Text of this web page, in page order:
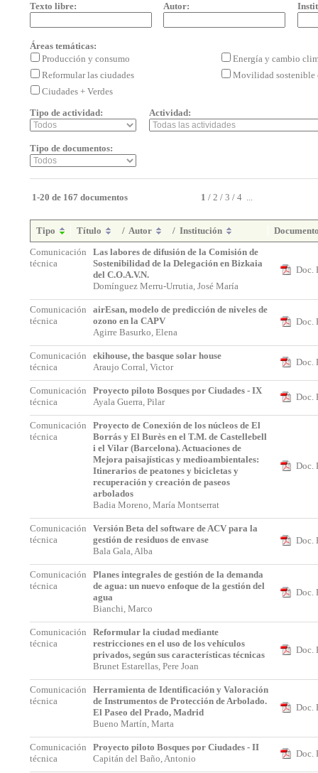
Texto libre: Autor:
Áreas temáticas:
Producción y consumo
Energía y cambio
Reformular las ciudades
Movilidad sostenible
Ciudades + Verdes
Tipo de actividad:
Actividad:
Tipo de documentos:
1-20 de 167 documentos 1 / 2 / 3 / 4 ...
Tipo Título / Autor / Institución
Comunicación
técnica
Las labores de difusión de la Comisión de
Sostenibilidad de la Delegación en Bizkaia
del C.O.A.V.N.
Domínguez Merru-Urrutia, José María
Doc.
Comunicación
técnica
airEsan, modelo de predicción de niveles de
ozono en la CAPV
Agirre Basurko, Elena
Doc.
Comunicación
técnica
ekihouse, the basque solar house
Araujo Corral, Victor
Doc.
Comunicación
técnica
Proyecto piloto Bosques por Ciudades - IX
Ayala Guerra, Pilar
Doc.
Comunicación
técnica
Proyecto de Conexión de los núcleos de El
Borrás y El Burès en el T.M. de Castellebell
i el Vilar (Barcelona). Actuaciones de
Mejora paisajísticas y medioambientales:
Itinerarios de peatones y bicicletas y
recuperación y creación de paseos
arbolados
Badia Moreno, María Montserrat
Doc.
Comunicación
técnica
Versión Beta del software de ACV para la
gestión de residuos de envase
Bala Gala, Alba
Doc.
Comunicación
técnica
Planes integrales de gestión de la demanda
de agua: un nuevo enfoque de la gestión del
agua
Bianchi, Marco
Doc.
Comunicación
técnica
Reformular la ciudad mediante
restricciones en el uso de los vehículos
privados, según sus características técnicas
Brunet Estarellas, Pere Joan
Doc.
Comunicación
técnica
Herramienta de Identificación y Valoración
de Instrumentos de Protección de Arbolado.
El Paseo del Prado, Madrid
Bueno Martín, Marta
Doc.
Comunicación
técnica
Proyecto piloto Bosques por Ciudades - II
Capitán del Baño, Antonio
Doc.